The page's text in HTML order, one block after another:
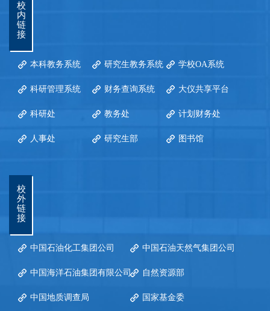
校
内
链
接
本科教务系统 研究生教务系统 学校OA系统
科研管理系统 财务查询系统 大仪共享平台
科研处 教务处 计划财务处
人事处 研究生部 图书馆
校
外
链
接
中国石油化工集团公司 中国石油天然气集团公司
中国海洋石油集团有限公司 自然资源部
中国地质调查局 国家基金委